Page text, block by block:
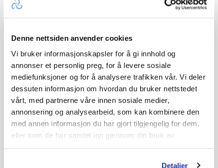
Denne nettsiden anvender cookies
Vi bruker informasjonskapsler for å gi innhold og
annonser et personlig preg, for å levere sosiale
mediefunksjoner og for å analysere trafikken vår. Vi deler
dessuten informasjon om hvordan du bruker nettstedet
vårt, med partnerne våre innen sosiale medier,
annonsering og analysearbeid, som kan kombinere den
med annen informasjon du har gjort tilgjengelig for dem,
eller som de har samlet inn gjennom din bruk av
Detaljer